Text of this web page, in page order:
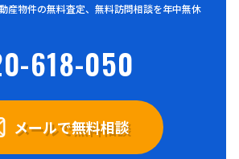
産物件の無料査定、無料訪問相談を年中無休
618-050
メールで無料相談